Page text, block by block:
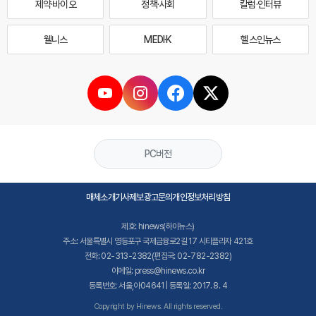
제약·바이오 정책·사회 칼럼·인터뷰
웰니스 MEDI·K 헬스인뉴스
PC버전
매체소개기사제보광고문의개인정보처리방침
제호: hinews(하이뉴스)
주소: 서울특별시 영등포구 국제금융로2길 17 시티플라자 421호
전화: 02-313-2382(편집국: 02-782-2382)
이메일: press@hinews.co.kr
등록번호: 서울,아04641 | 등록일: 2017. 8. 4
Copyright by Hinews. All rights reserved.